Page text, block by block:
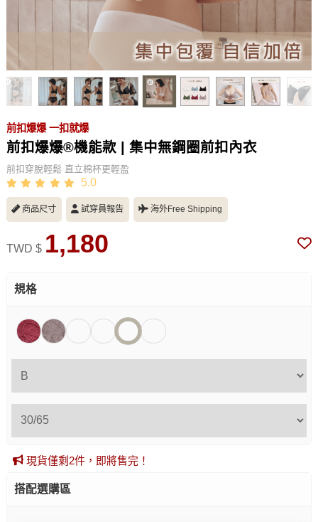
前扣爆爆 一扣就爆
前扣爆爆®機能款 | 集中無鋼圈前扣內衣
前扣穿脫輕鬆 直立棉杯更輕盈
5.0
商品尺寸 試穿員報告 海外Free Shipping
TWD $ 1,180
規格
現貨僅剩2件，即將售完！
搭配選購區